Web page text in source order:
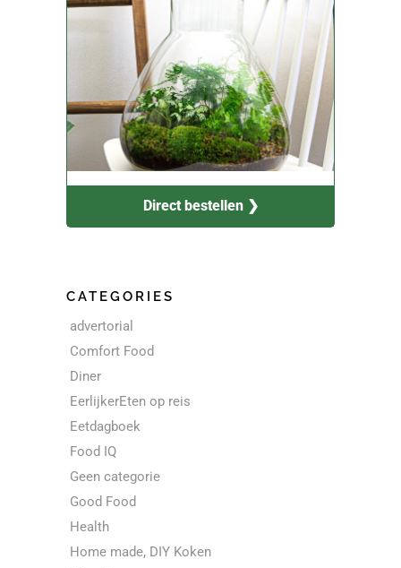
Direct bestellen ❯
CATEGORIES
advertorial
Comfort Food
Diner
EerlijkerEten op reis
Eetdagboek
Food IQ
Geen categorie
Good Food
Health
Home made, DIY Koken